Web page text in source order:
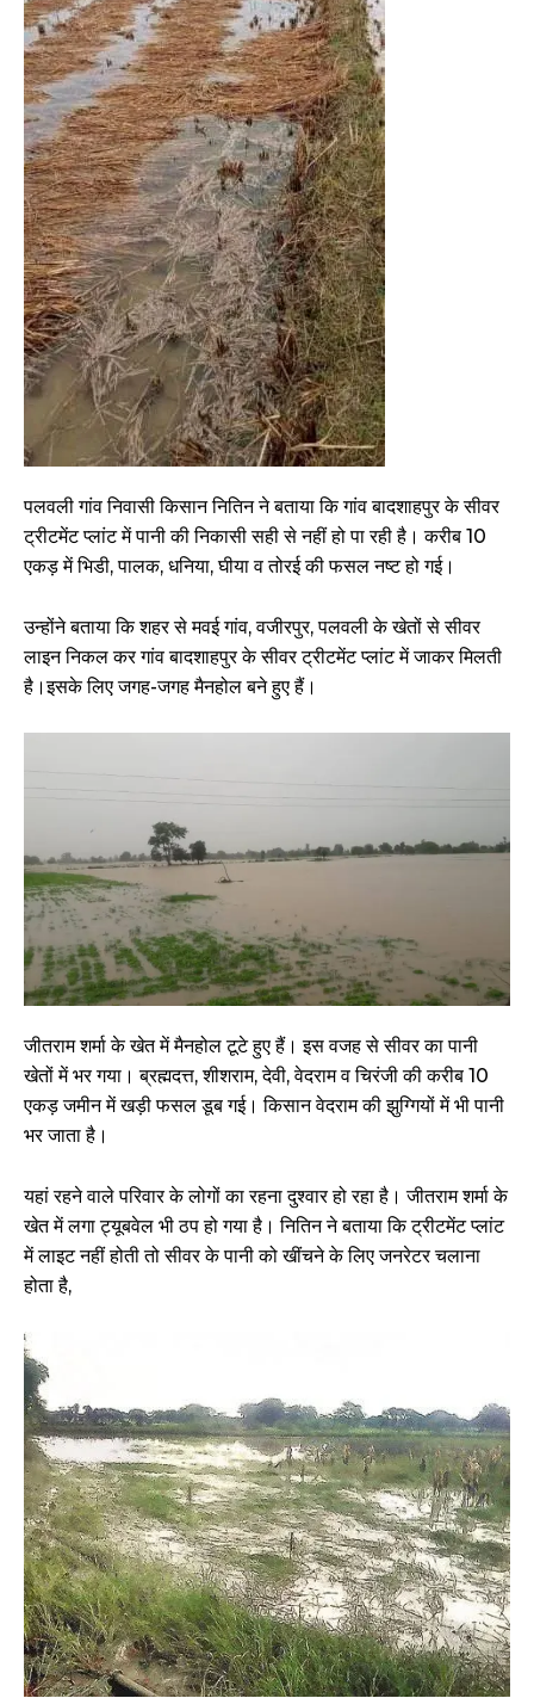
पलवली गांव निवासी किसान नितिन ने बताया कि गांव बादशाहपुर के सीवर
ट्रीटमेंट प्लांट में पानी की निकासी सही से नहीं हो पा रही है। करीब 10
एकड़ में भिडी, पालक, धनिया, घीया व तोरई की फसल नष्ट हो गई।
उन्होंने बताया कि शहर से मवई गांव, वजीरपुर, पलवली के खेतों से सीवर
लाइन निकल कर गांव बादशाहपुर के सीवर ट्रीटमेंट प्लांट में जाकर मिलती
है।इसके लिए जगह-जगह मैनहोल बने हुए हैं।
जीतराम शर्मा के खेत में मैनहोल टूटे हुए हैं। इस वजह से सीवर का पानी
खेतों में भर गया। ब्रह्मदत्त, शीशराम, देवी, वेदराम व चिरंजी की करीब 10
एकड़ जमीन में खड़ी फसल डूब गई। किसान वेदराम की झुग्गियों में भी पानी
भर जाता है।
यहां रहने वाले परिवार के लोगों का रहना दुश्वार हो रहा है। जीतराम शर्मा के
खेत में लगा ट्यूबवेल भी ठप हो गया है। नितिन ने बताया कि ट्रीटमेंट प्लांट
में लाइट नहीं होती तो सीवर के पानी को खींचने के लिए जनरेटर चलाना
होता है,